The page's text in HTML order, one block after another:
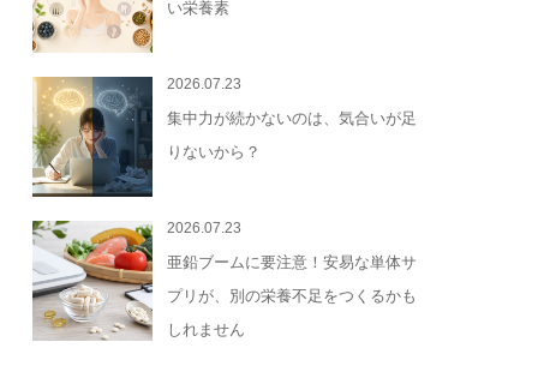
い栄養素
2026.07.23
集中力が続かないのは、気合いが足
りないから？
2026.07.23
亜鉛ブームに要注意！安易な単体サ
プリが、別の栄養不足をつくるかも
しれません